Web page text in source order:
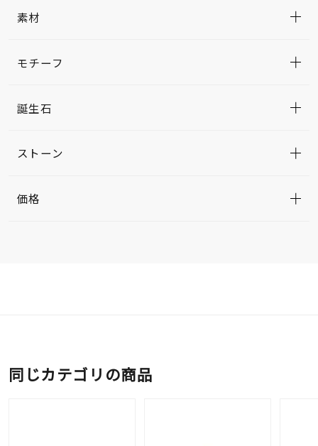
素材
モチーフ
誕生石
ストーン
価格
同じカテゴリの商品